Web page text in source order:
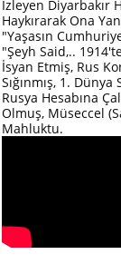
İzleyen Diyarbakır
Haykırarak Ona
"Yaşasın
"Şeyh Said,..
İsyan Etmiş, Rus
Sığınmış, 1.
Rusya Hesabına
Olmuş, Müseccel
Mahluktu.